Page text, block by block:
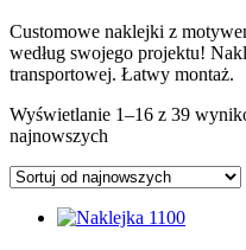
Customowe naklejki z
według swojego projektu!
transportowej. Łatwy montaż.
Wyświetlanie 1–16 z 39
najnowszych